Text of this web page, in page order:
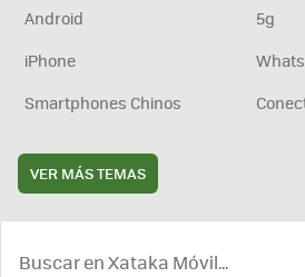
Android
5g
iPhone
Smartphones Chinos
VER MÁS TEMAS